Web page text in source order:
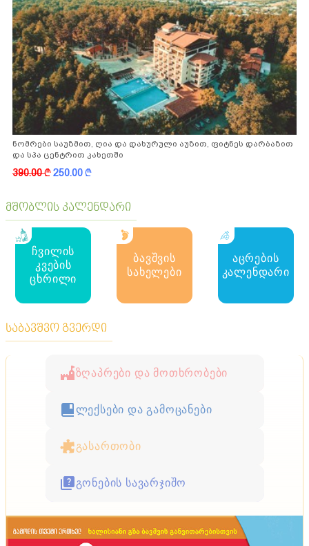
ნომრები საუზმით, ღია და დახურული აუზით, ფიტნეს დარბაზით
და სპა ცენტრით კახეთში
390.00k250.00k
მშობლის კალენდარი
ჩვილის
კვების
ცხრილი
ბავშვის
სახელები
აცრების
კალენდარი
საბავშვო გვერდი
ზღაპრები და მოთხრობები
ლექსები და გამოცანები
გასართობი
გონების სავარჯიშო